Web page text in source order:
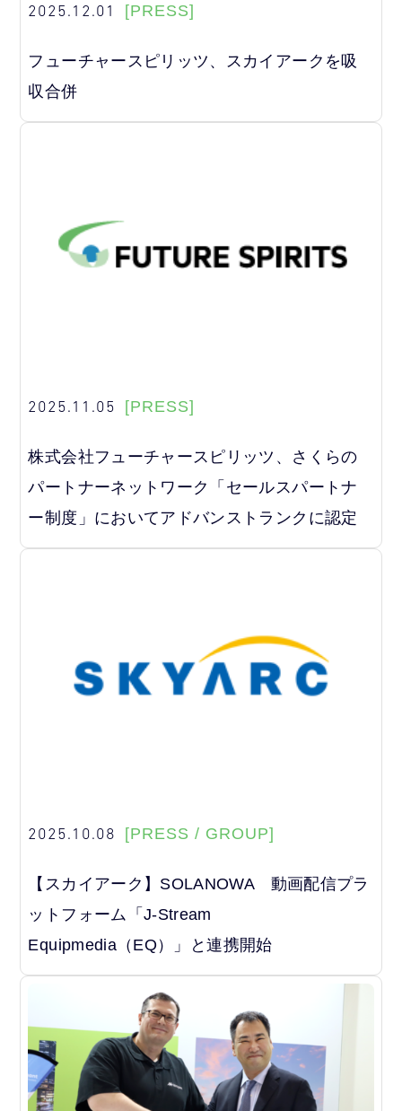
2025.12.01 [PRESS]
フューチャースピリッツ、スカイアークを吸
収合併
2025.11.05 [PRESS]
株式会社フューチャースピリッツ、さくらの
パートナーネットワーク「セールスパートナ
ー制度」においてアドバンストランクに認定
2025.10.08 [PRESS / GROUP]
【スカイアーク】SOLANOWA 動画配信プラ
ットフォーム「J-Stream
Equipmedia（EQ）」と連携開始